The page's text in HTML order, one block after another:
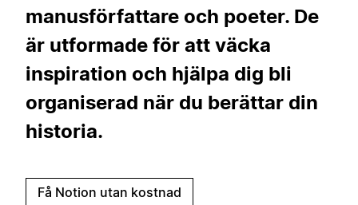
manusförfattare och poeter. De
är utformade för att väcka
inspiration och hjälpa dig bli
organiserad när du berättar din
historia.
Få Notion utan kostnad